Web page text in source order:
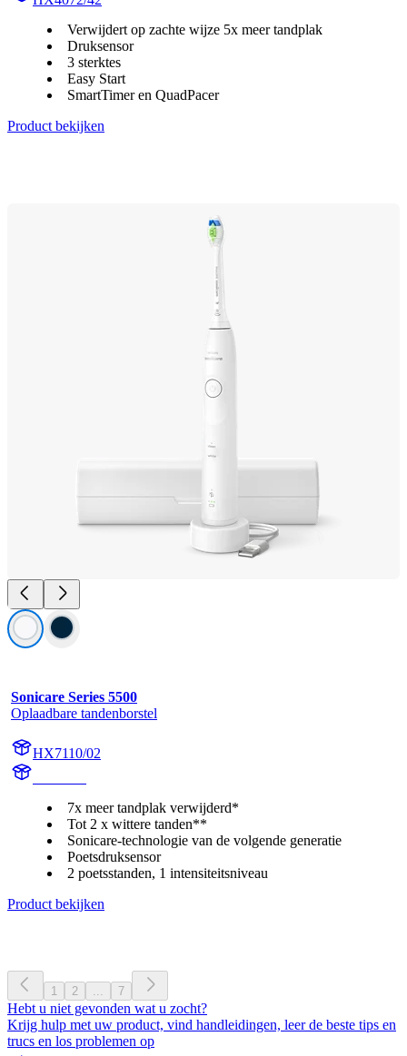
Verwijdert op zachte wijze 5x meer tandplak
Druksensor
3 sterktes
Easy Start
SmartTimer en QuadPacer
Product bekijken
Sonicare Series 5500
Oplaadbare tandenborstel
HX7110/02
7x meer tandplak verwijderd*
Tot 2 x wittere tanden**
Sonicare-technologie van de volgende generatie
Poetsdruksensor
2 poetsstanden, 1 intensiteitsniveau
Product bekijken
1 2 ... 7
Hebt u niet gevonden wat u zocht?
Krijg hulp met uw product, vind handleidingen, leer de beste tips en
trucs en los problemen op